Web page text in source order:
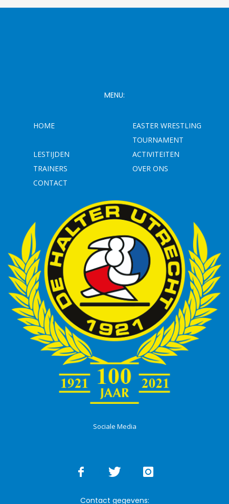
MENU:
HOME
EASTER WRESTLING
TOURNAMENT
LESTIJDEN
ACTIVITEITEN
TRAINERS
OVER ONS
CONTACT
Sociale Media
Contact gegevens: